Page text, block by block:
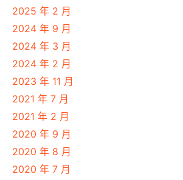
2025 年 2 月
2024 年 9 月
2024 年 3 月
2024 年 2 月
2023 年 11 月
2021 年 7 月
2021 年 2 月
2020 年 9 月
2020 年 8 月
2020 年 7 月